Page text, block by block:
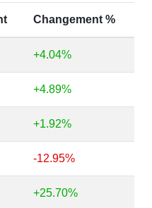
Changement %
+4.04%
+4.89%
+1.92%
-12.95%
+25.70%